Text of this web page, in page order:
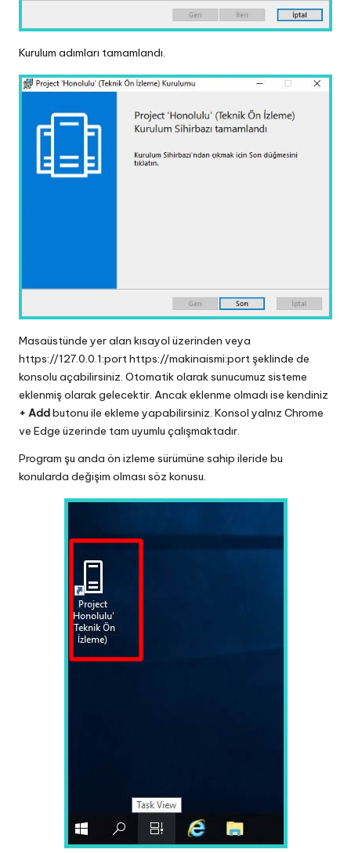
Kurulum adımları tamamlandı.
Masaüstünde yer alan kısayol üzerinden veya
https://127.0.0.1:porthttps://makinaismi:port şeklinde de
konsolu açabilirsiniz. Otomatik olarak sunucumuz sisteme
eklenmiş olarak gelecektir. Ancak eklenme olmadı ise kendiniz
+ Addbutonu ile ekleme yapabilirsiniz. Konsol yalnız Chrome
ve Edge üzerinde tam uyumlu çalışmaktadır.
Program şu anda ön izleme sürümüne sahip ileride bu
konularda değişim olması söz konusu.